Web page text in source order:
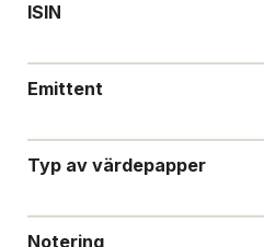
ISIN
Emittent
Typ av värdepapper
Notering